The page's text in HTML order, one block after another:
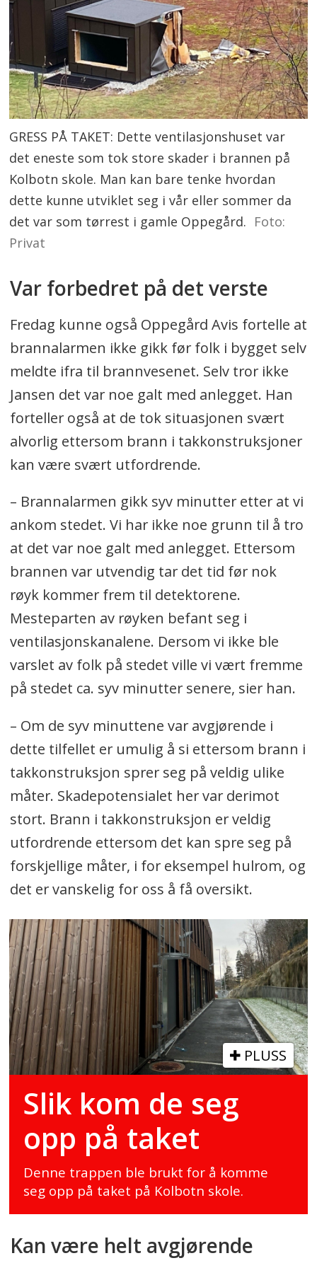
GRESS PÅ TAKET: Dette ventilasjonshuset var
det eneste som tok store skader i brannen på
Kolbotn skole. Man kan bare tenke hvordan
dette kunne utviklet seg i vår eller sommer da
det var som tørrest i gamle Oppegård. Foto:
Privat
Var forbedret på det verste
Fredag kunne også Oppegård Avis fortelle at
brannalarmen ikke gikk før folk i bygget selv
meldte ifra til brannvesenet. Selv tror ikke
Jansen det var noe galt med anlegget. Han
forteller også at de tok situasjonen svært
alvorlig ettersom brann i takkonstruksjoner
kan være svært utfordrende.
– Brannalarmen gikk syv minutter etter at vi
ankom stedet. Vi har ikke noe grunn til å tro
at det var noe galt med anlegget. Ettersom
brannen var utvendig tar det tid før nok
røyk kommer frem til detektorene.
Mesteparten av røyken befant seg i
ventilasjonskanalene. Dersom vi ikke ble
varslet av folk på stedet ville vi vært fremme
på stedet ca. syv minutter senere, sier han.
– Om de syv minuttene var avgjørende i
dette tilfellet er umulig å si ettersom brann i
takkonstruksjon sprer seg på veldig ulike
måter. Skadepotensialet her var derimot
stort. Brann i takkonstruksjon er veldig
utfordrende ettersom det kan spre seg på
forskjellige måter, i for eksempel hulrom, og
det er vanskelig for oss å få oversikt.
PLUSS
Slik kom de seg
opp på taket
Denne trappen ble brukt for å komme
seg opp på taket på Kolbotn skole.
Kan være helt avgjørende